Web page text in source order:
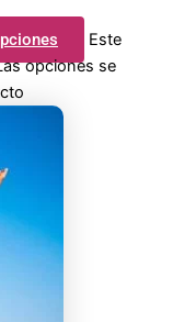
Este
opciones se